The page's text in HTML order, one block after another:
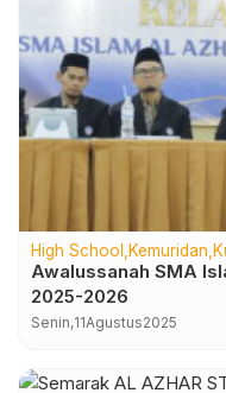
High School Kemuridan
Awalussanah SMA
2025-2026
Senin,11Agustus2025